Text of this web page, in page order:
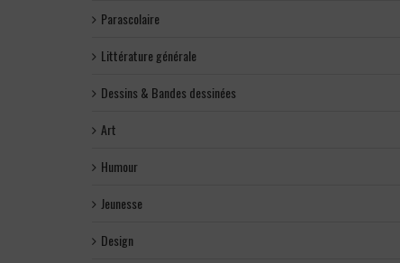
Parascolaire
Littérature générale
Dessins & Bandes dessinées
Art
Humour
Jeunesse
Design